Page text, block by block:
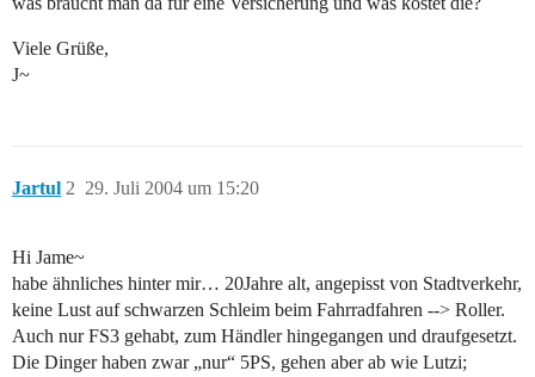
Viele Grüße,
J~
Jartul 29. Juli 2004 um 15:20
2
Hi Jame~
habe ähnliches hinter mir… 20Jahre alt, angepisst von Stadtverkehr,
keine Lust auf schwarzen Schleim beim Fahrradfahren --> Roller.
Auch nur FS3 gehabt, zum Händler hingegangen und draufgesetzt.
Die Dinger haben zwar „nur“ 5PS, gehen aber ab wie Lutzi;